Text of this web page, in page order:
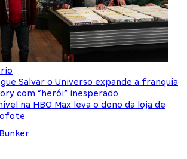
Salvar o Universo expande a franquia
com “herói” inesperado
na HBO Max leva o dono da loja de